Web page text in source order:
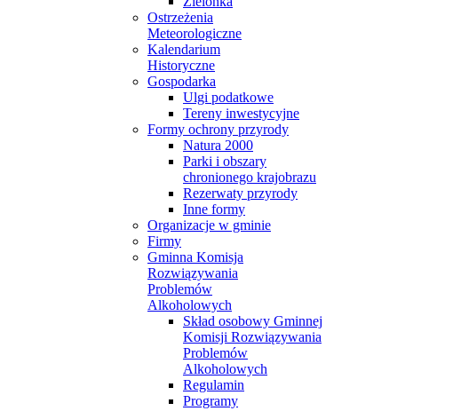
Ostrzeżenia
Meteorologiczne
Kalendarium
Historyczne
Gospodarka
Ulgi podatkowe
Tereny inwestycyjne
Formy ochrony przyrody
Natura 2000
Parki i obszary
chronionego krajobrazu
Rezerwaty przyrody
Inne formy
Organizacje w gminie
Firmy
Gminna Komisja
Rozwiązywania
Problemów
Alkoholowych
Skład osobowy Gminnej
Komisji Rozwiązywania
Problemów
Alkoholowych
Regulamin
Programy